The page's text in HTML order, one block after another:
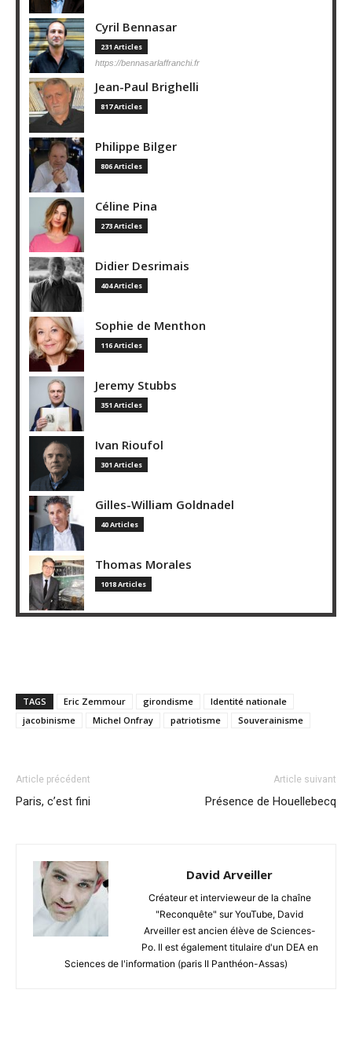
Cyril Bennasar
231 Articles
https://bennasarlaffranchi.fr
Jean-Paul Brighelli
817 Articles
Philippe Bilger
806 Articles
Céline Pina
273 Articles
Didier Desrimais
404 Articles
Sophie de Menthon
116 Articles
Jeremy Stubbs
351 Articles
Ivan Rioufol
301 Articles
Gilles-William Goldnadel
40 Articles
Thomas Morales
1018 Articles
TAGS Eric Zemmour girondisme
Identité nationale
jacobinisme
Michel Onfray patriotisme Souverainisme
Article précédent
Paris, c’est fini
Article suivant
Présence de Houellebecq
David Arveiller
Créateur et intervieweur de la chaîne
"Reconquête" sur YouTube, David
Arveiller est ancien élève de Sciences-
Po. Il est également titulaire d'un DEA en
Sciences de l'information (paris II Panthéon-Assas)